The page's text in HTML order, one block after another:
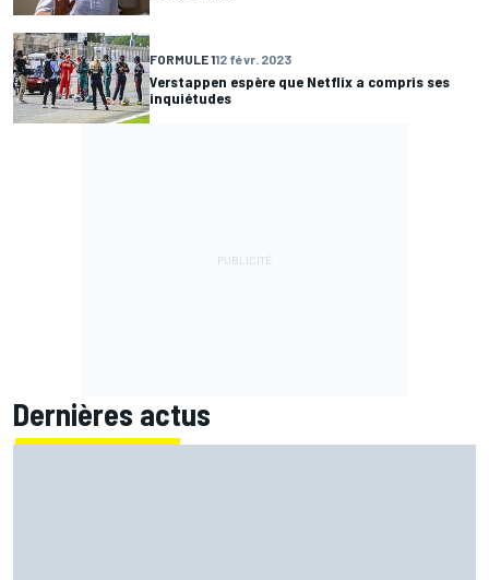
FORMULE 112 févr. 2023
Verstappen espère que Netflix a compris ses
inquiétudes
Dernières actus